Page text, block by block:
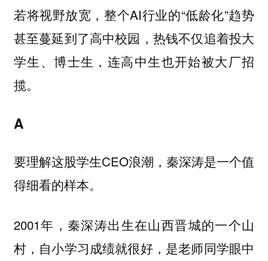
若将视野放宽，整个AI行业的“低龄化”趋势
甚至蔓延到了高中校园，热钱不仅追着投大
学生、博士生，连高中生也开始被大厂招
揽。
A
要理解这股学生CEO浪潮，秦深涛是一个值
得细看的样本。
2001年，秦深涛出生在山西晋城的一个山
村，自小学习成绩就很好，是老师同学眼中